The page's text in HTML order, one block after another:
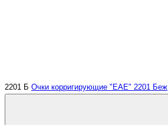
2201 Б Очки корригирующие "EAE" 2201 Беж